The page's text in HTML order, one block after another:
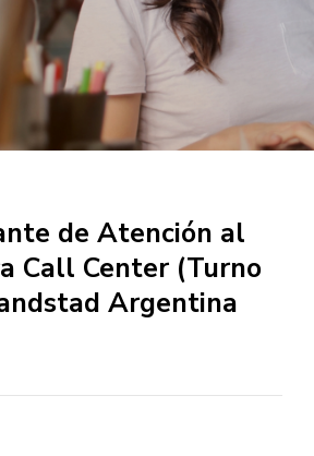
de Atención al
Call Center (Turno
Argentina